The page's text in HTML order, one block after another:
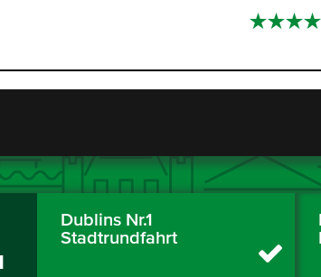
Dublins Nr.1
Stadtrundfahrt